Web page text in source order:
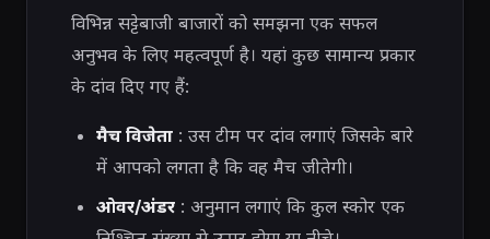
विभिन्न सट्टेबाजी बाजारों को समझना एक सफल
अनुभव के लिए महत्वपूर्ण है। यहां कुछ सामान्य प्रकार
के दांव दिए गए हैं:
मैच विजेता: उस टीम पर दांव लगाएं जिसके बारे
में आपको लगता है कि वह मैच जीतेगी।
ओवर/अंडर: अनुमान लगाएं कि कुल स्कोर एक